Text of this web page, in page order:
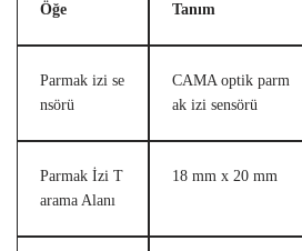
Öğe Tanım
Parmak izi se
nsörü
CAMA optik parm
ak izi sensörü
Parmak İzi T
arama Alanı
18 mm x 20 mm